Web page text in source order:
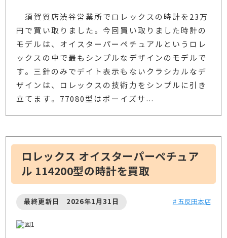
須賀質店渋谷営業所でロレックスの時計を23万
円で買い取りました。今回買い取りました時計の
モデルは、オイスターパーペチュアルというロレ
ックスの中で最もシンプルなデザインのモデルで
す。三針のみでデイト表示もないクラシカルなデ
ザインは、ロレックスの技術力をシンプルに引き
立てます。77080型はボーイズサ …
ロレックス オイスターパーペチュア
ル 114200型の時計を買取
最終更新日 2026年1月31日 # 五反田本店